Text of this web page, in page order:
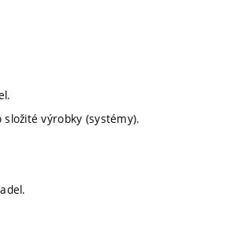
výrobky (systémy).